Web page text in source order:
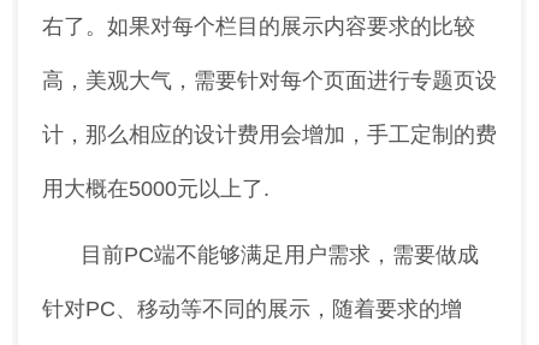
右了。如果对每个栏目的展示内容要求的比较
高，美观大气，需要针对每个页面进行专题页设
计，那么相应的设计费用会增加，手工定制的费
用大概在5000元以上了.
目前PC端不能够满足用户需求，需要做成
针对PC、移动等不同的展示，随着要求的增